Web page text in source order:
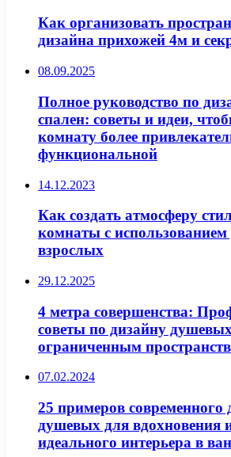
Как организовать
дизайна прихожей 4м и
08.09.2025
Полное руководство по
спален: советы и идеи,
комнату более
функциональной
14.12.2023
Как создать атмосферу
комнаты с использованием
взрослых
29.12.2025
4 метра совершенства:
советы по дизайну
ограниченным
07.02.2024
25 примеров современного
душевых для вдохновения
идеального интерьера в